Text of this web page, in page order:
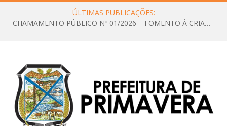
ÚLTIMAS PUBLICAÇÕES:
CHAMAMENTO PÚBLICO Nº 01/2026 – FOMENTO À CRIAÇÃO E A CIRCULAÇÃO DE PRODUÇÕES CULTURAIS – Aldir Blanc